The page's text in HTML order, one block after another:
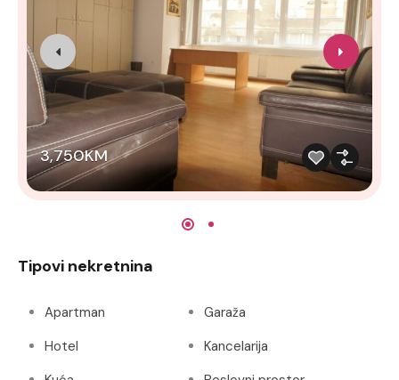
3,750KM
Tipovi nekretnina
Apartman
Garaža
Hotel
Kancelarija